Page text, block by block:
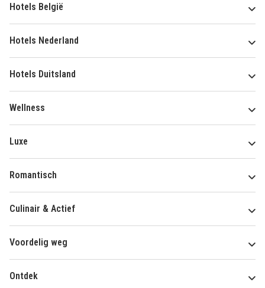
Hotels België
Hotels Nederland
Hotels Duitsland
Wellness
Luxe
Romantisch
Culinair & Actief
Voordelig weg
Ontdek